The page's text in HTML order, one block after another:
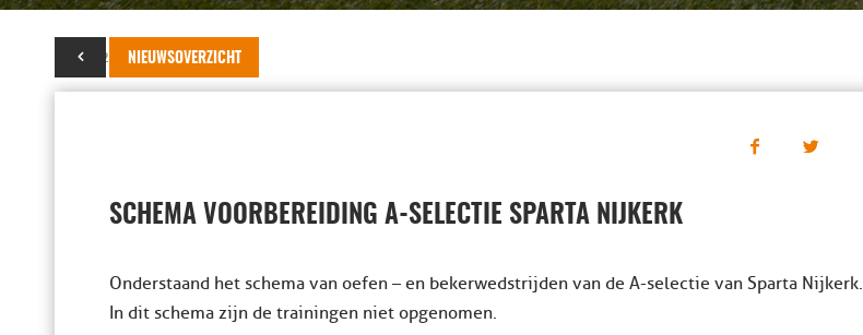
NIEUWSOVERZICHT
15 juli 2015
SCHEMA VOORBEREIDING A-SELECTIE SPARTA NIJKERK
Onderstaand het schema van oefen – en bekerwedstrijden van de A-selectie van Sparta Nijkerk.
In dit schema zijn de trainingen niet opgenomen.